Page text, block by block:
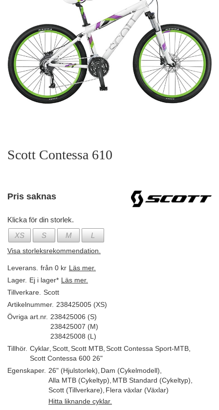
Scott Contessa 610
Pris saknas
Klicka för din storlek.
XS
S M L
Visa storleksrekommendation.
Leverans. från 0 kr Läs mer.
Lager. Ej i lager* Läs mer.
Tillverkare. Scott
Artikelnummer. 238425005 (XS)
Övriga art.nr. 238425006 (S)
238425007 (M)
238425008 (L)
Tillhör. Cyklar Scott Scott MTB Scott Contessa Sport-MTB
Scott Contessa 600 26"
Egenskaper. 26" (Hjulstorlek) Dam (Cykelmodell)
Alla MTB (Cykeltyp) MTB Standard (Cykeltyp)
Scott (Tillverkare) Flera växlar (Växlar)
Hitta liknande cyklar.